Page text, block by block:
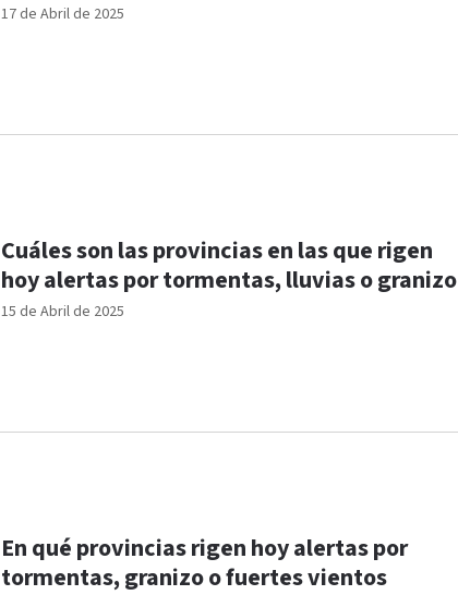
17 de Abril de 2025
15 de Abril de 2025
Cuáles son las provincias en las que rigen
hoy alertas por tormentas, lluvias o granizo
En qué provincias rigen hoy alertas por
tormentas, granizo o fuertes vientos